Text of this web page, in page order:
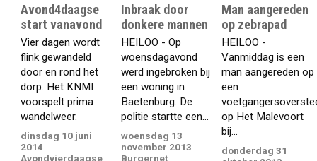
Avond4daagse
start vanavond
Vier dagen wordt
flink gewandeld
door en rond het
dorp. Het KNMI
voorspelt prima
wandelweer.
dinsdag 10 juni
2014
Avondvierdaagse
Inbraak door
donkere mannen
HEILOO - Op
woensdagavond
werd ingebroken bij
een woning in
Baetenburg. De
politie startte een...
woensdag 13
november 2013
Burgernet
Man aangereden
op zebrapad
HEILOO -
Vanmiddag is een
man aangereden op
een
op Het Malevoort
bij...
donderdag 31